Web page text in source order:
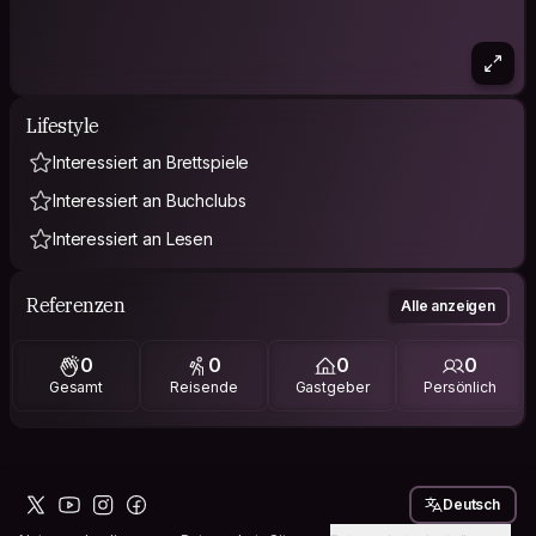
Lifestyle
Interessiert an Brettspiele
Interessiert an Buchclubs
Interessiert an Lesen
Referenzen Alle anzeigen
0
Gesamt
0
Reisende
0
Gastgeber
0
Persönlich
Deutsch